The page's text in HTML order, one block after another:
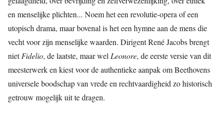
en menselijke plichten... Noem het een revolutie-opera of een
utopisch drama, maar bovenal is het een hymne aan de mens die
vecht voor zijn menselijke waarden. Dirigent René Jacobs brengt
nietFidelio, de laatste, maar wel Leonore, de eerste versie van dit
meesterwerk en kiest voor de authentieke aanpak om Beethovens
universele boodschap van vrede en rechtvaardigheid zo historisch
getrouw mogelijk uit te dragen.